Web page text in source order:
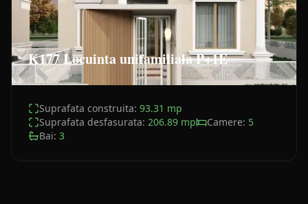
K177 Locuinta unifamiliala P+1E
Suprafata construita: 93.31 mp
Suprafata desfasurata: 206.89 mp Camere: 5
Bai: 3